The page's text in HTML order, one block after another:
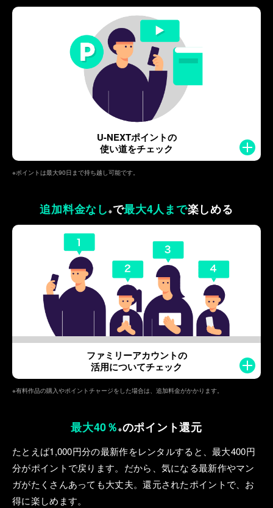
U-NEXTポイントの
使い道をチェック
※ポイントは最大90日まで持ち越し可能です。
追加料金なし ※で最大4人まで楽しめる
ファミリーアカウントの
活用についてチェック
※有料作品の購入やポイントチャージをした場合は、追加料金がかかります。
最大40％ ※のポイント還元
たとえば1,000円分の最新作をレンタルすると、最⼤400円
分がポイントで戻ります。だから、気になる最新作やマン
ガがたくさんあっても⼤丈夫。還元されたポイントで、お
得に楽しめます。